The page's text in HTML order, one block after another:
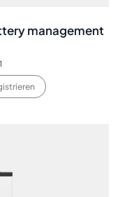
management